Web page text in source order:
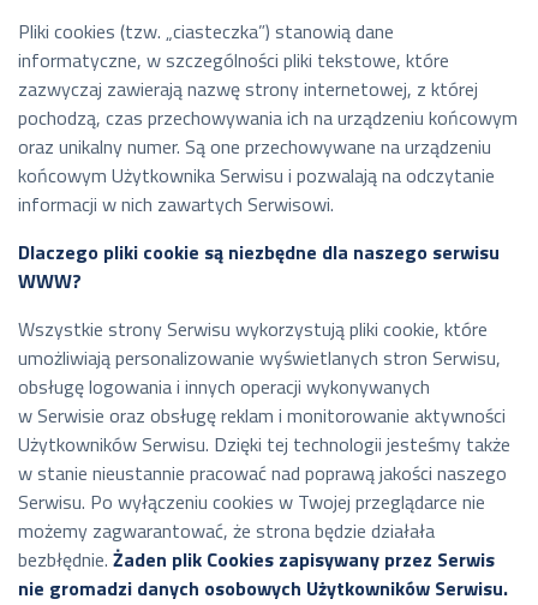
Pliki cookies (tzw. „ciasteczka”) stanowią dane
informatyczne, w szczególności pliki tekstowe, które
zazwyczaj zawierają nazwę strony internetowej, z której
pochodzą, czas przechowywania ich na urządzeniu końcowym
oraz unikalny numer. Są one przechowywane na urządzeniu
końcowym Użytkownika Serwisu i pozwalają na odczytanie
informacji w nich zawartych Serwisowi.
Dlaczego pliki cookie są niezbędne dla naszego serwisu
WWW?
Wszystkie strony Serwisu wykorzystują pliki cookie, które
umożliwiają personalizowanie wyświetlanych stron Serwisu,
obsługę logowania i innych operacji wykonywanych
w Serwisie oraz obsługę reklam i monitorowanie aktywności
Użytkowników Serwisu. Dzięki tej technologii jesteśmy także
w stanie nieustannie pracować nad poprawą jakości naszego
Serwisu. Po wyłączeniu cookies w Twojej przeglądarce nie
możemy zagwarantować, że strona będzie działała
bezbłędnie. Żaden plik Cookies zapisywany przez Serwis
nie gromadzi danych osobowych Użytkowników Serwisu.